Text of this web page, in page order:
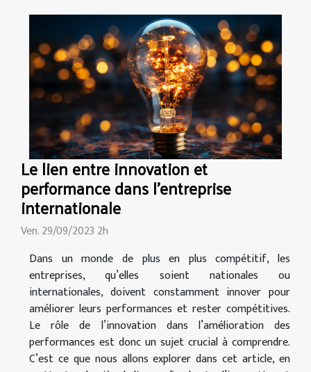
Le lien entre innovation et
performance dans l'entreprise
internationale
Ven. 29/09/2023 2h
Dans un monde de plus en plus compétitif, les
entreprises, qu’elles soient nationales ou
internationales, doivent constamment innover pour
améliorer leurs performances et rester compétitives.
Le rôle de l’innovation dans l’amélioration des
performances est donc un sujet crucial à comprendre.
C’est ce que nous allons explorer dans cet article, en